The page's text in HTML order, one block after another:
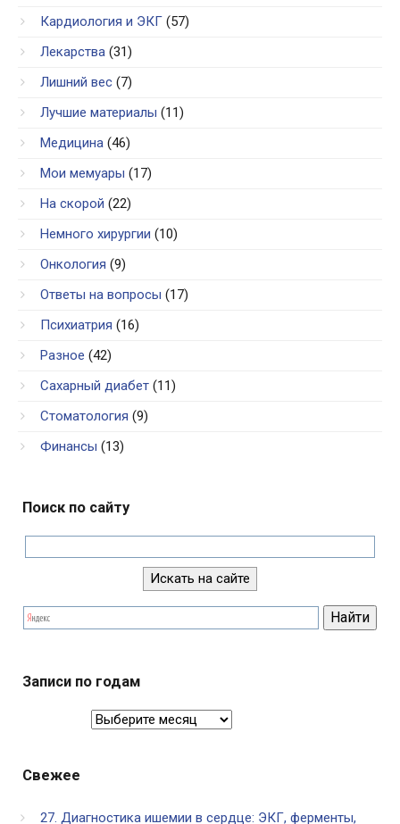
Кардиология и ЭКГ (57)
Лекарства (31)
Лишний вес (7)
Лучшие материалы (11)
Медицина (46)
Мои мемуары (17)
На скорой (22)
Немного хирургии (10)
Онкология (9)
Ответы на вопросы (17)
Психиатрия (16)
Разное (42)
Сахарный диабет (11)
Стоматология (9)
Финансы (13)
Поиск по сайту
Записи по годам
Свежее
27. Диагностика ишемии в сердце: ЭКГ, ферменты,